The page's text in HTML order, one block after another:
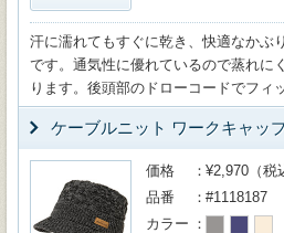
汗に濡れてもすぐに乾き、快適なかぶ
です。通気性に優れているので蒸れに
ります。後頭部のドローコードでフィ
ケーブルニット ワークキャッ
価格
¥2,970（税
品番
#1118187
カラー